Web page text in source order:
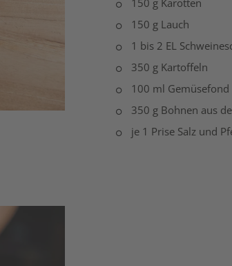
150 g Lauch
1 bis 2 EL
350 g Kartoffeln
100 ml Gemüsefond
350 g Bohnen aus
je 1 Prise Salz und